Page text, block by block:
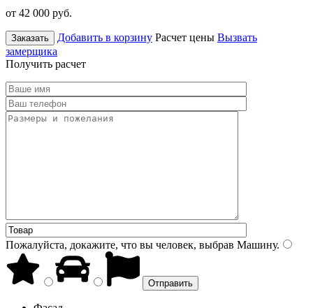
от 42 000 руб.
Заказать Добавить в корзину Расчет цены Вызвать
замерщика
Получить расчет
Пожалуйста, докажите, что вы человек, выбрав Машину.